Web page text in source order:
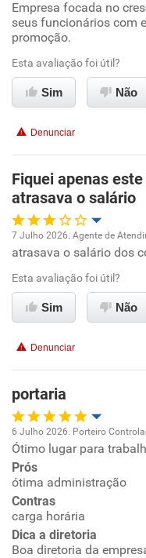
Benefícios
Recomenda esta
Oportunidade de
Ambiente de trabalho
Conciliação com a vida
Recomenda a
Empresa focada no
seus funcionários com
promoção.
Esta avaliação foi útil?
Sim Não
Denunciar
Fiquei apenas
atrasava o salário
Oportunidade de
Ambiente de trabalho
Benefícios
Não recomenda esta
7 Julho 2026. Agente de
atrasava o salário dos
Esta avaliação foi útil?
Sim Não
Denunciar
portaria
Oportunidade de
Ambiente de trabalho
Conciliação com a vida
6 Julho 2026. Porteiro
Ótimo lugar para
Prós
ótima administração
Contras
carga horária
Dica a diretoria
Boa diretoria da